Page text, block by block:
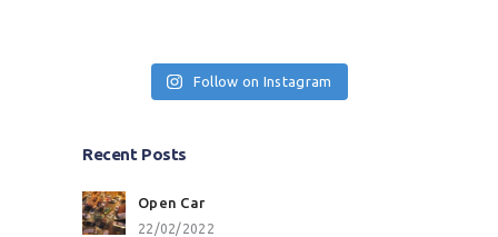
Follow on Instagram
Recent Posts
Open Car
22/02/2022